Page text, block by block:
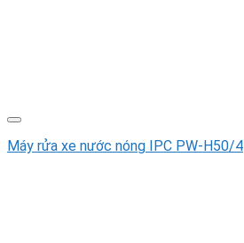
Máy rửa xe nước nóng IPC PW-H50/4